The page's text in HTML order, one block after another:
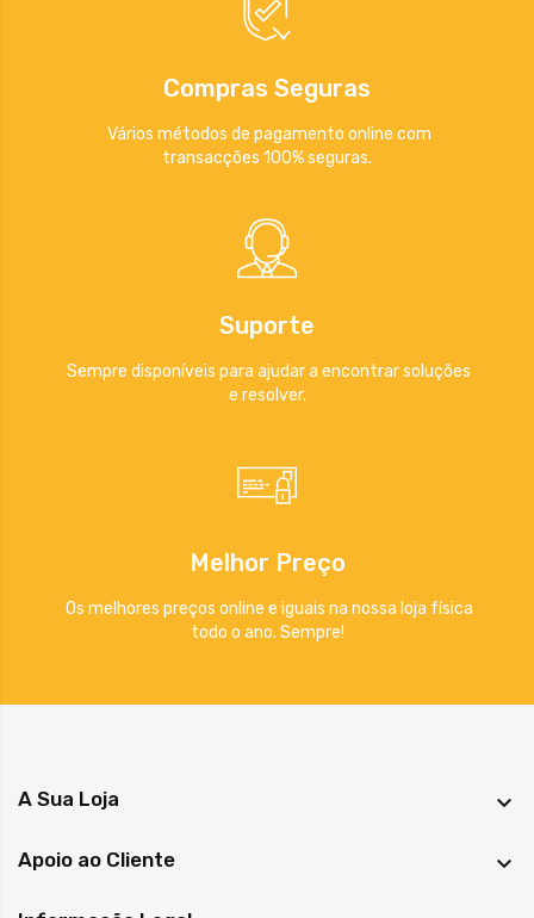
Compras Seguras
Vários métodos de pagamento online com
transacções 100% seguras.
Suporte
Sempre disponíveis para ajudar a encontrar soluções
e resolver.
Melhor Preço
Os melhores preços online e iguais na nossa loja física
todo o ano. Sempre!
A Sua Loja 
Apoio ao Cliente 